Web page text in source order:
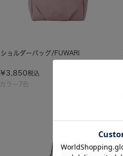
カラー7色
ショルダーバッグ/FUWARI
¥ 3,850税込